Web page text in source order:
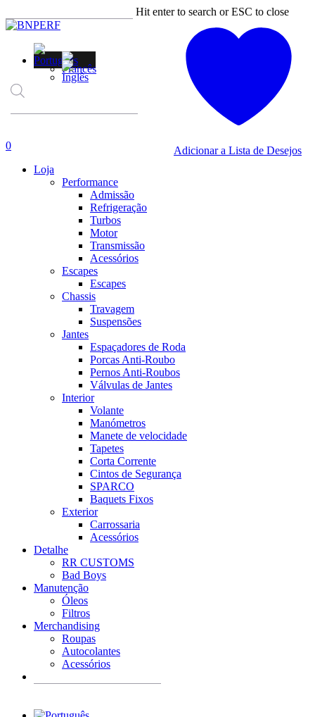
to
content
Hit enter to search or ESC to close
Close
account
0
Loja
Performance
Admissão
Refrigeração
Turbos
Motor
Transmissão
Acessórios
Escapes
Escapes
Chassis
Travagem
Suspensões
Jantes
Espaçadores de Roda
Porcas Anti-Roubo
Pernos Anti-Roubos
Válvulas de Jantes
Interior
Volante
Manómetros
Manete de velocidade
Tapetes
Corta Corrente
Cintos de Segurança
SPARCO
Baquets Fixos
Exterior
Carrossaria
Acessórios
Detalhe
RR CUSTOMS
Bad Boys
Manutenção
Óleos
Filtros
Merchandising
Roupas
Autocolantes
Acessórios
Adicionar a Lista de Desejos